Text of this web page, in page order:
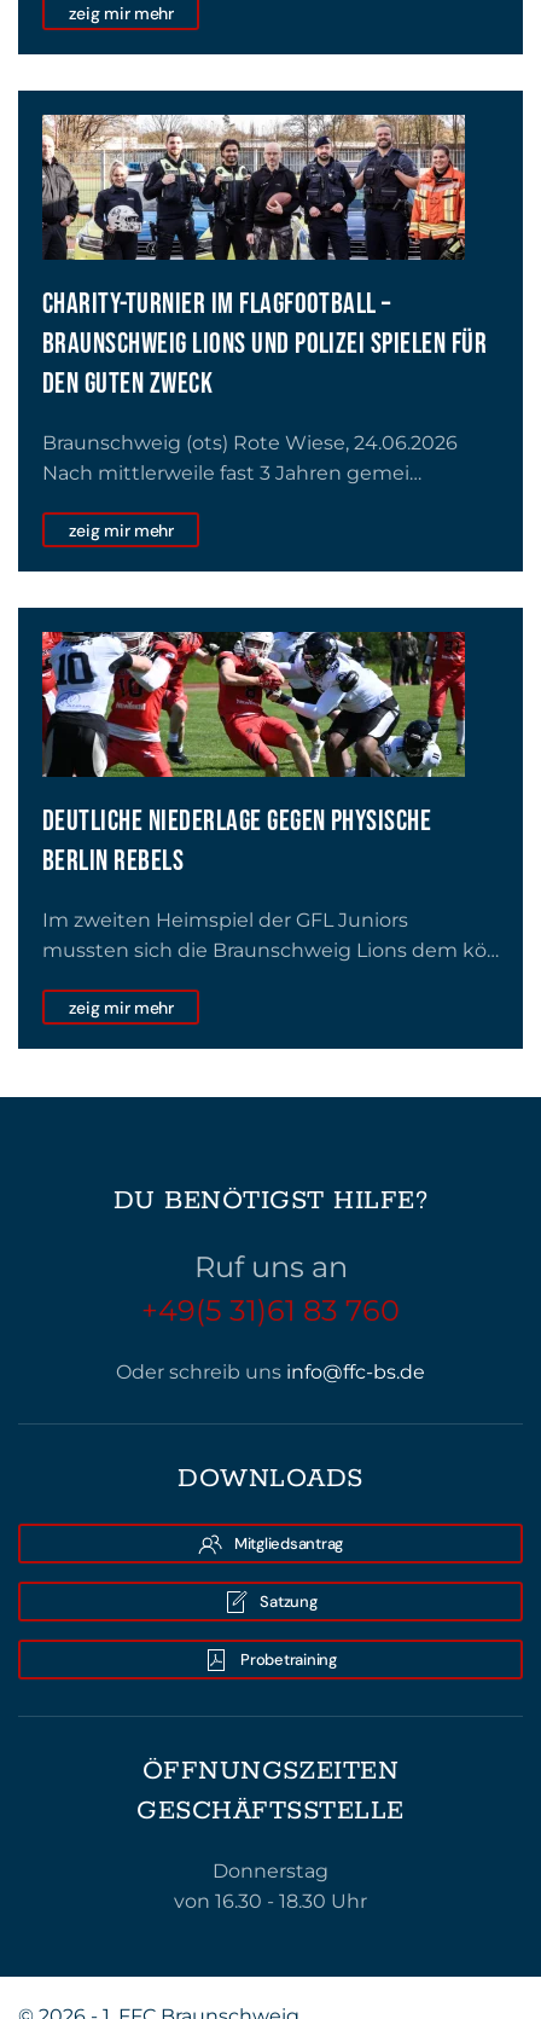
zeig mir mehr
CHARITY-TURNIER IM FLAGFOOTBALL –
BRAUNSCHWEIG LIONS UND POLIZEI SPIELEN FÜR
DEN GUTEN ZWECK
Braunschweig (ots) Rote Wiese, 24.06.2026
Nach mittlerweile fast 3 Jahren gemei…
zeig mir mehr
DEUTLICHE NIEDERLAGE GEGEN PHYSISCHE
BERLIN REBELS
Im zweiten Heimspiel der GFL Juniors
mussten sich die Braunschweig Lions dem kö…
zeig mir mehr
DU BENÖTIGST HILFE?
Ruf uns an
+49(5 31)61 83 760
Oder schreib uns info@ffc-bs.de
DOWNLOADS
Mitgliedsantrag
Satzung
Probetraining
ÖFFNUNGSZEITEN
GESCHÄFTSSTELLE
Donnerstag
von 16.30 - 18.30 Uhr